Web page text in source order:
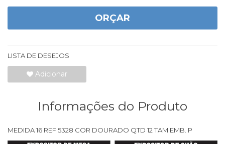
ORÇAR
LISTA DE DESEJOS
Adicionar
Informações do Produto
MEDIDA 16 REF 5328 COR DOURADO QTD 12 TAM.EMB. P